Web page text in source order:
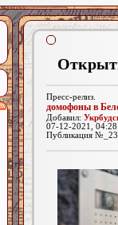
Пресс-релиз.
домофоны в
Добавил:
07-12-2021,
Публикация